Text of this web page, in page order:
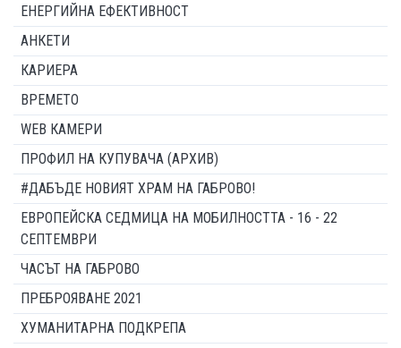
ЕНЕРГИЙНА ЕФЕКТИВНОСТ
АНКЕТИ
КАРИЕРА
ВРЕМЕТО
WEB КАМЕРИ
ПРОФИЛ НА КУПУВАЧА (АРХИВ)
#ДАБЪДЕ НОВИЯТ ХРАМ НА ГАБРОВО!
ЕВРОПЕЙСКА СЕДМИЦА НА МОБИЛНОСТТА - 16 - 22
СЕПТЕМВРИ
ЧАСЪТ НА ГАБРОВО
ПРЕБРОЯВАНЕ 2021
ХУМАНИТАРНА ПОДКРЕПА